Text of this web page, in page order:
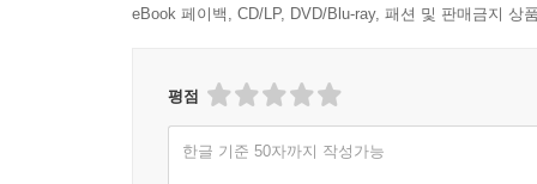
eBook 페이백, CD/LP, DVD/Blu-ray, 패션 및 판매금지 상
평점
한글 기준 50자까지 작성가능